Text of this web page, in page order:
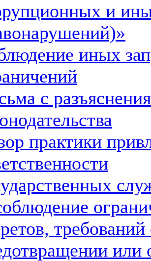
и
иных
с
практики
требований
или